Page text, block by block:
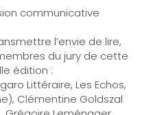
communicative
l’envie de lire,
du jury de cette
édition :
Littéraire, Les Echos,
Clémentine Goldszal